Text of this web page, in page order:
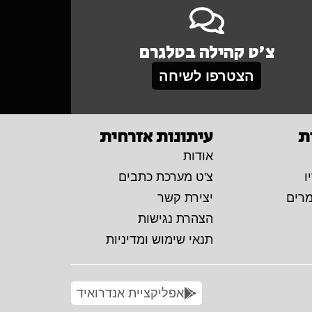
צ'ט קהילה בטלגרם
הצטרפו לשיחה
עיתונות אזרחית
אודות
צ'ט מערכת כתבים
יצירת קשר
הצהרת נגישות
תנאי שימוש ומדיניות
אפליקציית אנדרואיד